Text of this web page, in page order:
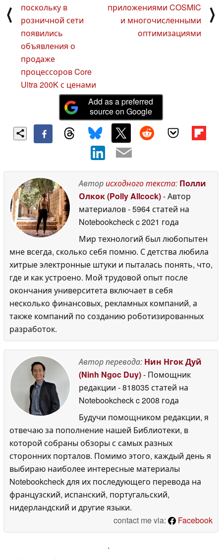
⟨
поскольку в
розничной сети
появились
объявления о
продаже
процессоров Core
Ultra 200K с ценами
приложениями COSMIC
и многочисленными
оптимизациями
⟩
Add as a preferred
source on Google
Авторисходного текста: Полли
Олкок (Polly Allcock)- Автор
материалов- 5964 статей на
Notebookcheckc 2021 года
Мир технологий был любопытен
мне всегда, сколько себя помню. С детства любила
хитрые электронные штуки и пыталась понять, что,
где и как устроено. Мой трудовой опыт после
окончания университета включает в себя
несколько финансовых, рекламных компаний, а
также компаний по созданию роботизированных
разработок.
Автор перевода: Нин Нгок Дуй
(Ninh Ngoc Duy)- Помощник
редакции - 818035 статей на
Notebookcheckc 2008 года
Будучи помощником редакции, я
отвечаю за пополнение нашей Библиотеки, в
которой собраны обзоры с самых разных
сторонних порталов. Помимо этого, каждый день я
выбираю наиболее интересные материалы
Notebookcheck для их последующего перевода на
французский, испанский, португальский,
нидерландский и другие языки.
contact me via:
Facebook
'